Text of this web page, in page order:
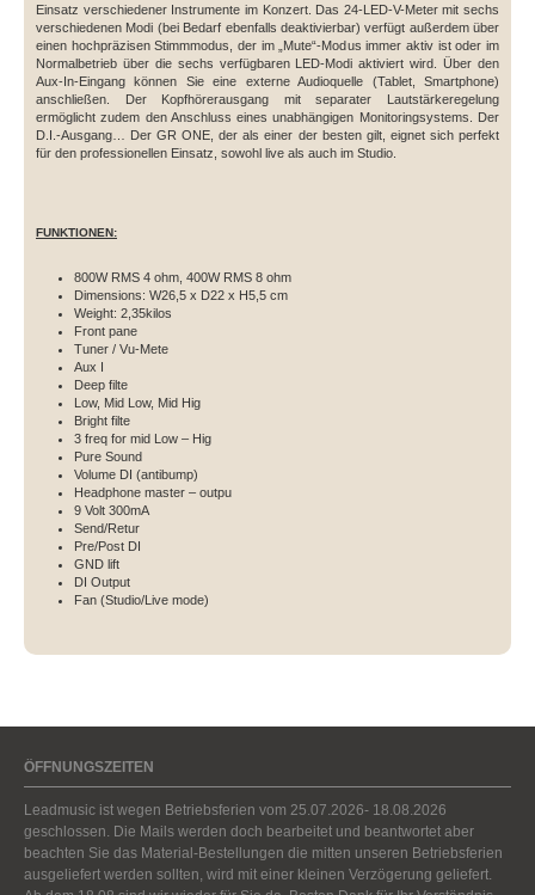
Einsatz verschiedener Instrumente im Konzert. Das 24-LED-V-Meter mit sechs
verschiedenen Modi (bei Bedarf ebenfalls deaktivierbar) verfügt außerdem über
einen hochpräzisen Stimmmodus, der im „Mute“-Modus immer aktiv ist oder im
Normalbetrieb über die sechs verfügbaren LED-Modi aktiviert wird. Über den
Aux-In-Eingang können Sie eine externe Audioquelle (Tablet, Smartphone)
anschließen. Der Kopfhörerausgang mit separater Lautstärkeregelung
ermöglicht zudem den Anschluss eines unabhängigen Monitoringsystems. Der
D.I.-Ausgang… Der GR ONE, der als einer der besten gilt, eignet sich perfekt
für den professionellen Einsatz, sowohl live als auch im Studio.
FUNKTIONEN:
800W RMS 4 ohm, 400W RMS 8 ohm
Dimensions: W26,5 x D22 x H5,5 cm
Weight: 2,35kilos
Front pane
Tuner / Vu-Mete
Aux I
Deep filte
Low, Mid Low, Mid Hig
Bright filte
3 freq for mid Low – Hig
Pure Sound
Volume DI (antibump)
Headphone master – outpu
9 Volt 300mA
Send/Retur
Pre/Post DI
GND lift
DI Output
Fan (Studio/Live mode)
ÖFFNUNGSZEITEN
Leadmusic ist wegen Betriebsferien vom 25.07.2026- 18.08.2026
geschlossen. Die Mails werden doch bearbeitet und beantwortet aber
beachten Sie das Material-Bestellungen die mitten unseren Betriebsferien
ausgeliefert werden sollten, wird mit einer kleinen Verzögerung geliefert.